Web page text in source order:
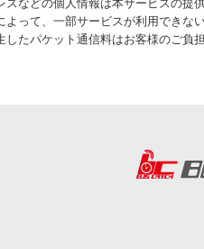
スなどの個人情報は本サービスの提
よって、一部サービスが利用できな
したパケット通信料はお客様のご負